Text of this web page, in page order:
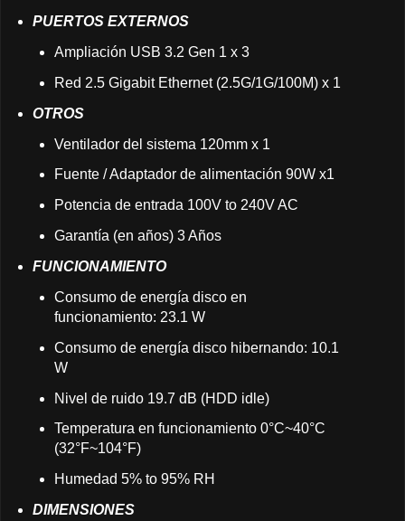
PUERTOS EXTERNOS
Ampliación USB 3.2 Gen 1 x 3
Red 2.5 Gigabit Ethernet (2.5G/1G/100M) x 1
OTROS
Ventilador del sistema 120mm x 1
Fuente / Adaptador de alimentación 90W x1
Potencia de entrada 100V to 240V AC
Garantía (en años) 3 Años
FUNCIONAMIENTO
Consumo de energía disco en
funcionamiento: 23.1 W
Consumo de energía disco hibernando: 10.1
W
Nivel de ruido 19.7 dB (HDD idle)
Temperatura en funcionamiento 0°C~40°C
(32°F~104°F)
Humedad 5% to 95% RH
DIMENSIONES